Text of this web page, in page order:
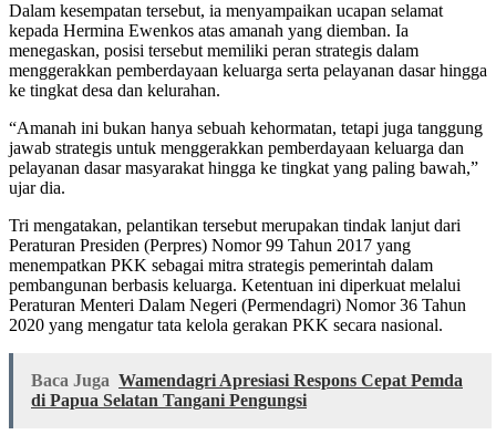
Dalam kesempatan tersebut, ia menyampaikan ucapan selamat
kepada Hermina Ewenkos atas amanah yang diemban. Ia
menegaskan, posisi tersebut memiliki peran strategis dalam
menggerakkan pemberdayaan keluarga serta pelayanan dasar hingga
ke tingkat desa dan kelurahan.
“Amanah ini bukan hanya sebuah kehormatan, tetapi juga tanggung
jawab strategis untuk menggerakkan pemberdayaan keluarga dan
pelayanan dasar masyarakat hingga ke tingkat yang paling bawah,”
ujar dia.
Tri mengatakan, pelantikan tersebut merupakan tindak lanjut dari
Peraturan Presiden (Perpres) Nomor 99 Tahun 2017 yang
menempatkan PKK sebagai mitra strategis pemerintah dalam
pembangunan berbasis keluarga. Ketentuan ini diperkuat melalui
Peraturan Menteri Dalam Negeri (Permendagri) Nomor 36 Tahun
2020 yang mengatur tata kelola gerakan PKK secara nasional.
Baca Juga Wamendagri Apresiasi Respons Cepat Pemda
di Papua Selatan Tangani Pengungsi